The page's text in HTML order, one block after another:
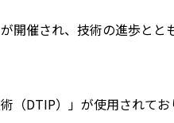
催され、技術の進歩とと
（DTIP）」が使用されて